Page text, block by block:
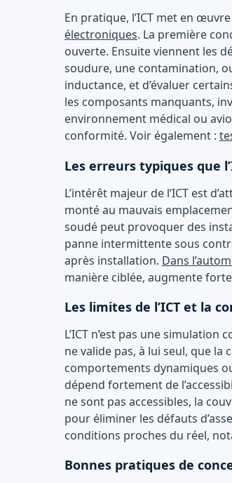
En pratique, l’ICT met en
électroniques. La première
ouverte. Ensuite viennent les
soudure, une contamination,
inductance, et d’évaluer
les composants manquants,
environnement médical ou
conformité. Voir également :
Les erreurs typiques que
L’intérêt majeur de l’ICT est
monté au mauvais
soudé peut provoquer des
panne intermittente sous
après installation. Dans
manière ciblée, augmente
Les limites de l’ICT et la
L’ICT n’est pas une
ne valide pas, à lui seul, que la
comportements dynamiques
dépend fortement de
ne sont pas accessibles, la
pour éliminer les défauts
conditions proches du réel,
Bonnes pratiques de